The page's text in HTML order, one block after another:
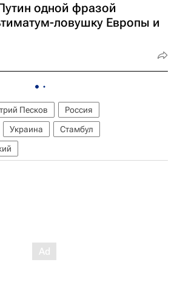
одной фразой
ловушку Европы и
Песков
Россия
Украина
Стамбул